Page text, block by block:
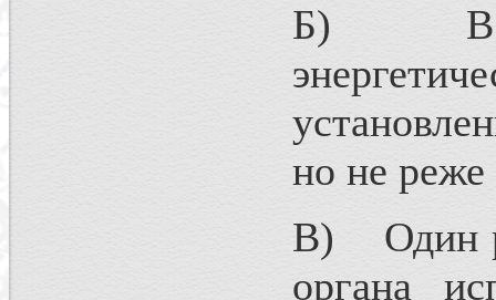
Б) В
но не реже
В) Один
органа